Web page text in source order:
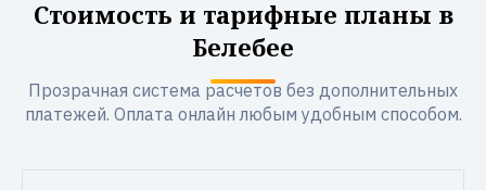
Стоимость и тарифные планы в
Белебее
Прозрачная система расчетов без дополнительных
платежей. Оплата онлайн любым удобным способом.